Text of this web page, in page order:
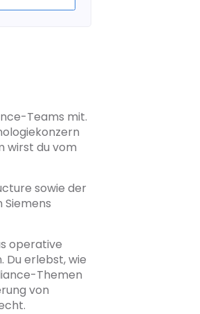
Teams mit.
wirst du vom
sowie der
operative
erlebst, wie
Themen
von